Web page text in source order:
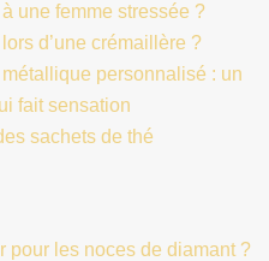
une femme stressée ?
d’une crémaillère ?
personnalisé : un
fait sensation
sachets de thé
pour les noces de diamant ?